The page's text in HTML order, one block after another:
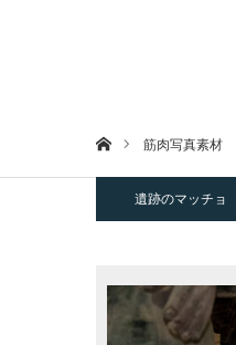
ホーム筋肉写真素材
遺跡のマッチョ